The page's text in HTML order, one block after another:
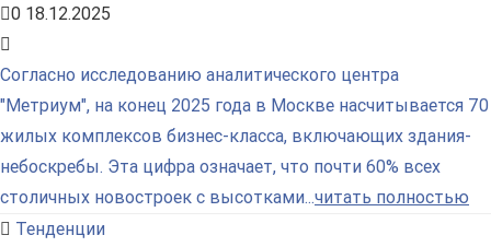
0 18.12.2025
Согласно исследованию аналитического центра
"Метриум", на конец 2025 года в Москве насчитывается 70
жилых комплексов бизнес-класса, включающих здания-
небоскребы. Эта цифра означает, что почти 60% всех
столичных новостроек с высотками...читать полностью
Тенденции